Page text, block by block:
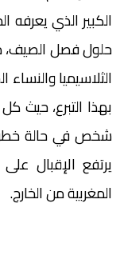
الكبير الذي يعرفه
حلول فصل الصيف،
الثلاسيميا
بهذا التبرع،
شخص في حالة
يرتفع الإقبال
المغربية من الخارج.